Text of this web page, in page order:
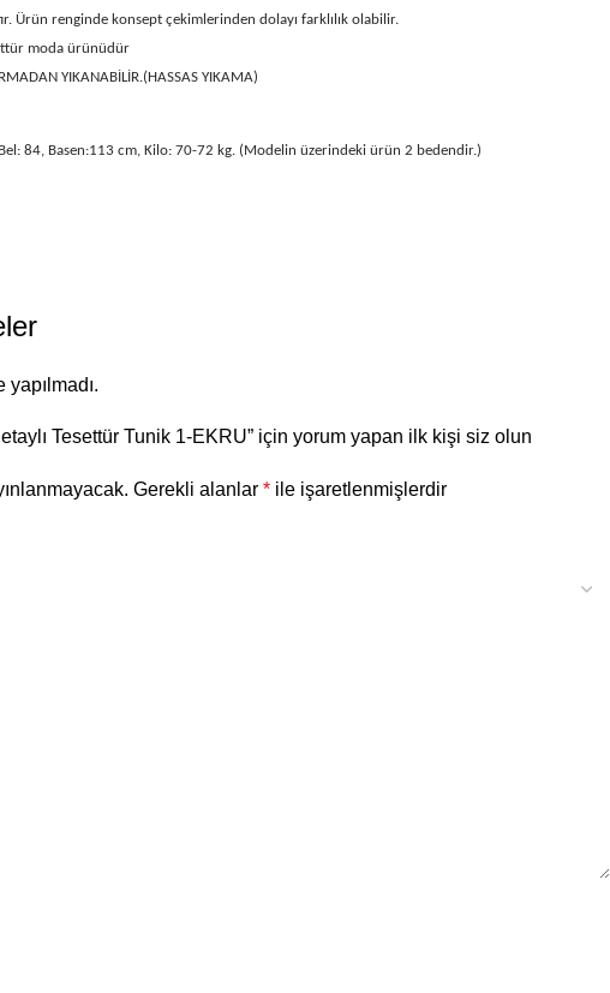
Ürün renginde konsept çekimlerinden dolayı farklılık olabilir.
moda ürünüdür
YIKANABİLİR.(HASSAS YIKAMA)
84, Basen:113 cm, Kilo: 70-72 kg. (Modelin üzerindeki ürün 2 bedendir.)
Tesettür Tunik 1-EKRU” için yorum yapan ilk kişi siz olun
Gerekli alanlar * ile işaretlenmişlerdir